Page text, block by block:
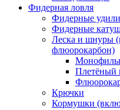
Фидерная ловля
Фидерные
Фидерные
Леска и шнуры
флюорокарбон)
Плетёный
Крючки
Кормушки